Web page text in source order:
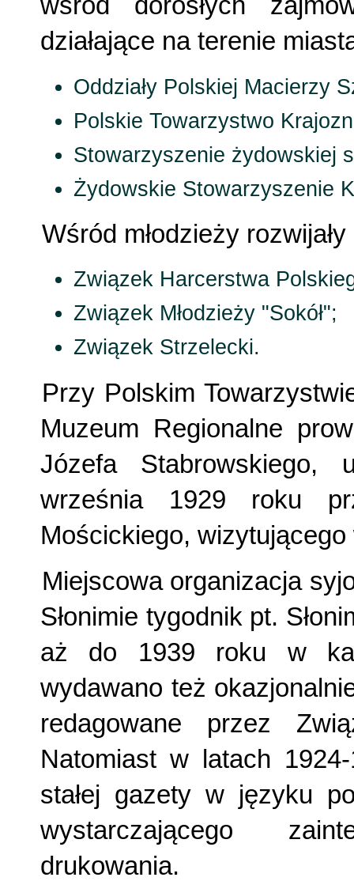
wśród dorosłych
działające na terenie
Oddziały Polskiej Macierzy
Polskie Towarzystwo
Stowarzyszenie żydowskiej
Żydowskie Stowarzyszenie
Wśród młodzieży
Związek Harcerstwa
Związek Młodzieży "Sokół";
Związek Strzelecki.
Przy Polskim
Muzeum Regionalne
Józefa
września 1929 roku
Mościckiego,
Miejscowa organizacja
Słonimie tygodnik pt.
aż do 1939 roku w
wydawano też
redagowane przez
Natomiast w latach
stałej gazety w języku
wystarczającego
drukowania.